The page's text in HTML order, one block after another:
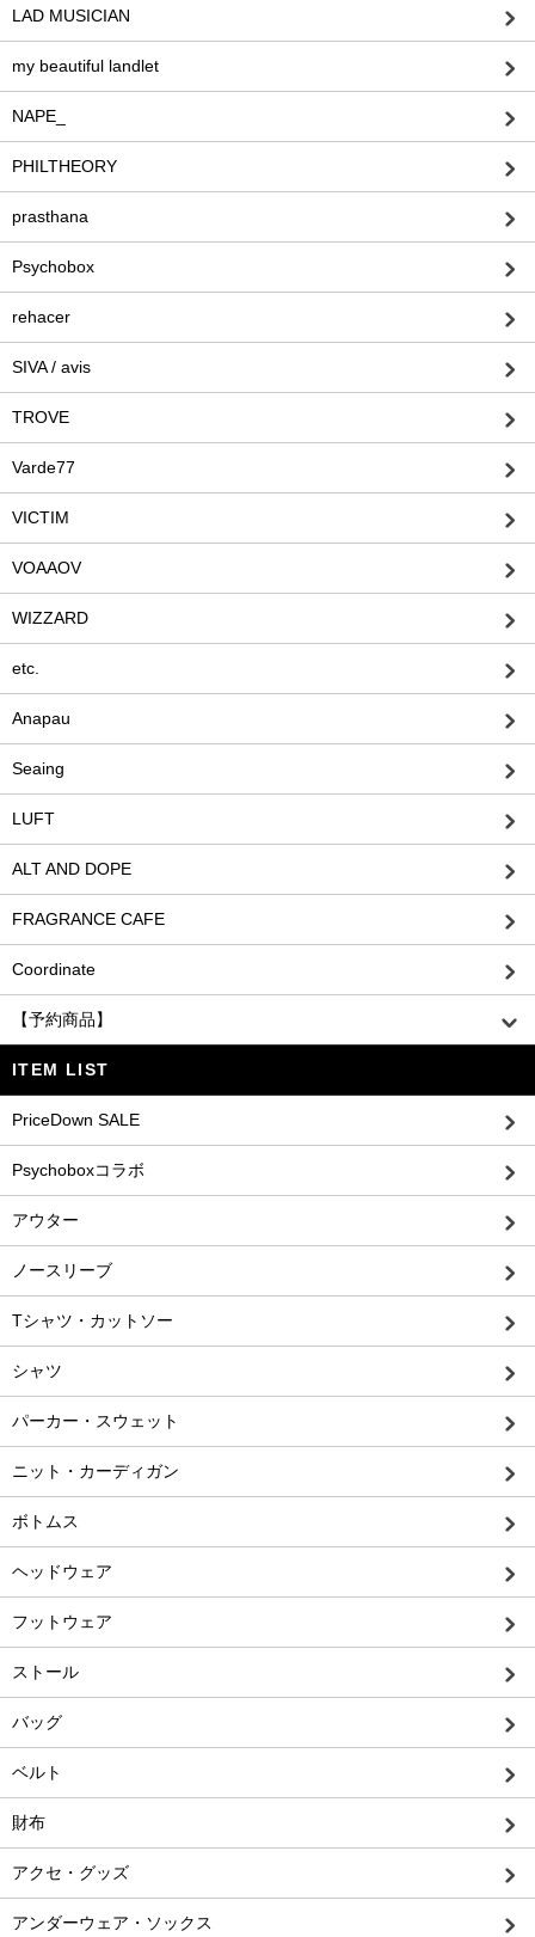
LAD MUSICIAN
my beautiful landlet
NAPE_
PHILTHEORY
prasthana
Psychobox
rehacer
SIVA / avis
TROVE
Varde77
VICTIM
VOAAOV
WIZZARD
etc.
Anapau
Seaing
LUFT
ALT AND DOPE
FRAGRANCE CAFE
Coordinate
【予約商品】
ITEM LIST
PriceDown SALE
Psychoboxコラボ
アウター
ノースリーブ
Tシャツ・カットソー
シャツ
パーカー・スウェット
ニット・カーディガン
ボトムス
ヘッドウェア
フットウェア
ストール
バッグ
ベルト
財布
アクセ・グッズ
アンダーウェア・ソックス